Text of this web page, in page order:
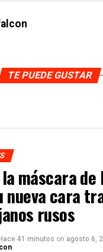
TE PUEDE GUSTAR
máscara de
nueva cara
rusos
41 minutos on agosto 6,